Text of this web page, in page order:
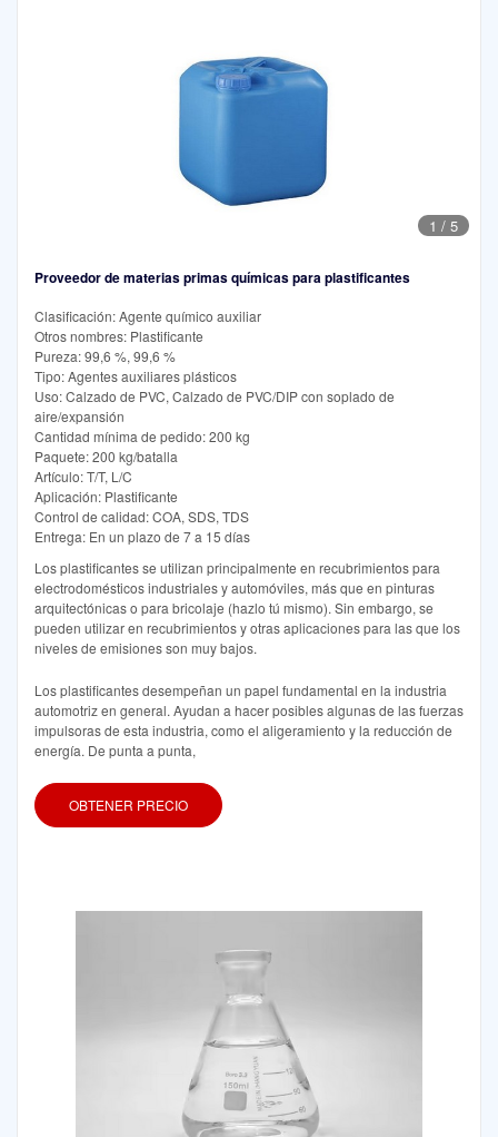
1 / 5
Proveedor de materias primas químicas para plastificantes
Clasificación: Agente químico auxiliar
Otros nombres: Plastificante
Pureza: 99,6 %, 99,6 %
Tipo: Agentes auxiliares plásticos
Uso: Calzado de PVC, Calzado de PVC/DIP con soplado de
aire/expansión
Cantidad mínima de pedido: 200 kg
Paquete: 200 kg/batalla
Artículo: T/T, L/C
Aplicación: Plastificante
Control de calidad: COA, SDS, TDS
Entrega: En un plazo de 7 a 15 días
Los plastificantes se utilizan principalmente en recubrimientos para
electrodomésticos industriales y automóviles, más que en pinturas
arquitectónicas o para bricolaje (hazlo tú mismo). Sin embargo, se
pueden utilizar en recubrimientos y otras aplicaciones para las que los
niveles de emisiones son muy bajos.
Los plastificantes desempeñan un papel fundamental en la industria
automotriz en general. Ayudan a hacer posibles algunas de las fuerzas
impulsoras de esta industria, como el aligeramiento y la reducción de
energía. De punta a punta,
OBTENER PRECIO